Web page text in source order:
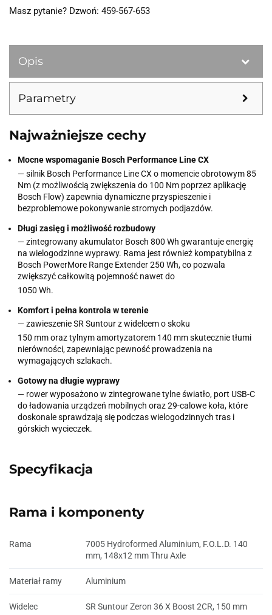
Masz pytanie? Dzwoń: 459-567-653
Opis
Parametry
Najważniejsze cechy
Mocne wspomaganie Bosch Performance Line CX
— silnik Bosch Performance Line CX o momencie obrotowym 85
Nm (z możliwością zwiększenia do 100 Nm poprzez aplikację
Bosch Flow) zapewnia dynamiczne przyspieszenie i
bezproblemowe pokonywanie stromych podjazdów.
Długi zasięg i możliwość rozbudowy
— zintegrowany akumulator Bosch 800 Wh gwarantuje energię
na wielogodzinne wyprawy. Rama jest również kompatybilna z
Bosch PowerMore Range Extender 250 Wh, co pozwala
zwiększyć całkowitą pojemność nawet do
1050 Wh.
Komfort i pełna kontrola w terenie
— zawieszenie SR Suntour z widelcem o skoku
150 mm oraz tylnym amortyzatorem 140 mm skutecznie tłumi
nierówności, zapewniając pewność prowadzenia na
wymagających szlakach.
Gotowy na długie wyprawy
— rower wyposażono w zintegrowane tylne światło, port USB-C
do ładowania urządzeń mobilnych oraz 29-calowe koła, które
doskonale sprawdzają się podczas wielogodzinnych tras i
górskich wycieczek.
Specyfikacja
Rama i komponenty
Rama
7005 Hydroformed Aluminium, F.O.L.D. 140
mm, 148x12 mm Thru Axle
Materiał ramy Aluminium
Widelec SR Suntour Zeron 36 X Boost 2CR, 150 mm